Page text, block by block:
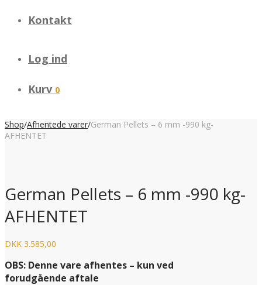
Kontakt
Log ind
Kurv 0
Shop/Afhentede varer/German Pellets – 6 mm -990 kg-
AFHENTET
German Pellets – 6 mm -990 kg-
AFHENTET
DKK 3.585,00
OBS: Denne vare afhentes – kun ved
forudgående aftale